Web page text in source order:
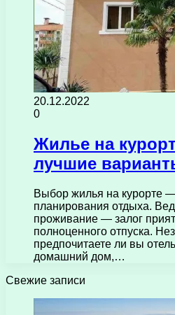
20.12.2022
0
Жилье на
лучшие
Выбор жилья на курорте
планирования отдыха.
проживание — залог
полноценного отпуска.
предпочитаете ли вы
домашний дом,…
Свежие записи